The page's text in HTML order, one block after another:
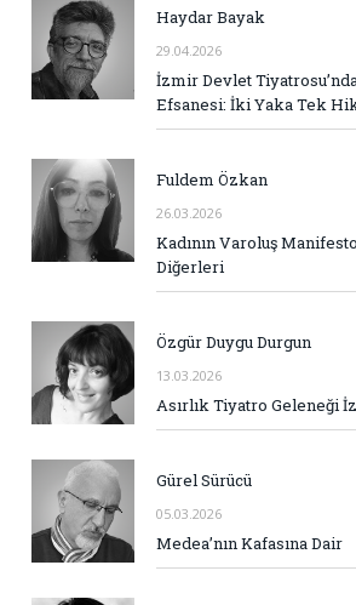
Haydar Bayak
29.04.2026
İzmir Devlet
Efsanesi: İki Yaka Tek
Fuldem Özkan
26.03.2026
Kadının Varoluş
Diğerleri
Özgür Duygu Durgun
13.03.2026
Asırlık Tiyatro Geleneği
Gürel Sürücü
05.03.2026
Medea’nın Kafasına Dair